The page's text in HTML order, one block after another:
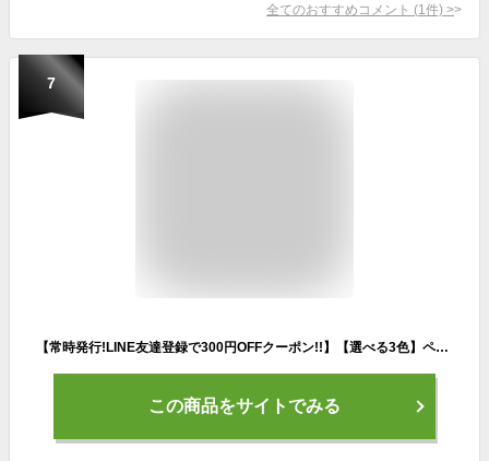
全てのおすすめコメント (1 件) >
7
【常時発行!LINE友達登録で300円OFFクーポン!!】【選べる3色】ペット用ドライブシート 車 犬用 ドライブシート 後部座席 ペットシートカバー 防水 防汚 車用 普通車 自動車 カーシート お手入れ簡単 飛び出し防止 犬 猫 ペット 簡単設置 ブラック グレー オレンジ
この商品をサイトでみる